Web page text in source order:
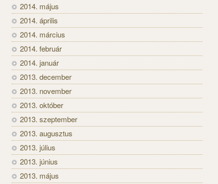
2014. május
2014. április
2014. március
2014. február
2014. január
2013. december
2013. november
2013. október
2013. szeptember
2013. augusztus
2013. július
2013. június
2013. május